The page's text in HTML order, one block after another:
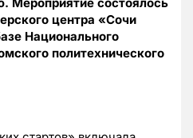
Мероприятие состоялось
центра «Сочи
Национального
политехнического